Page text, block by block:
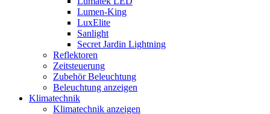
Lumen-King
LuxElite
Sanlight
Secret Jardin Lightning
Reflektoren
Zeitsteuerung
Zubehör Beleuchtung
Beleuchtung anzeigen
Klimatechnik
Klimatechnik anzeigen